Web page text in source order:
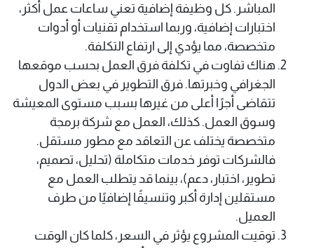
المباشر. كل وظيفة إضافية تعني ساعات عمل أكثر،
اختبارات إضافية، وربما استخدام تقنيات أو أدوات
متخصصة، مما يؤدي إلى ارتفاع التكلفة.
هناك تفاوت في تكلفة فرق العمل بحسب موقعها
الجغرافي وخبرتها. فرق التطوير في بعض الدول
تتقاضى أجرًا أعلى من غيرها بسبب مستوى المعيشة
وسوق العمل. كذلك، العمل مع شركة برمجة
متخصصة يختلف عن التعاقد مع مطور مستقل.
فالشركات توفر خدمات متكاملة (تحليل، تصميم،
تطوير، اختبار، دعم)، بينما قد يتطلب العمل مع
مستقلين إدارة أكبر وتنسيقًا إضافيًا من طرف
العميل.
توقيت المشروع يؤثر في السعر، كلما كان الوقت